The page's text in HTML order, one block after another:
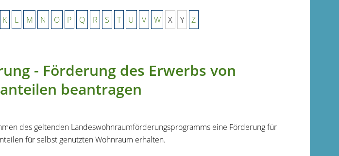
K L M N O P Q R S T U V W X Y Z
- Förderung des Erwerbs von
beantragen
des geltenden Landeswohnraumförderungsprogramms eine Förderung für
für selbst genutzten Wohnraum erhalten.